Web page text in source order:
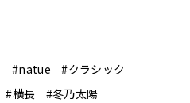
#natue
#クラシック
#横長 #冬乃太陽